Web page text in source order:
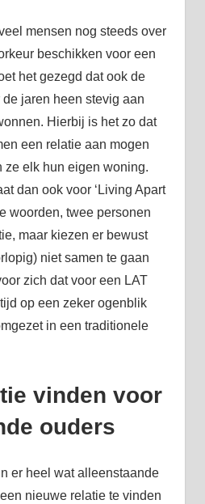
mensen nog steeds over
beschikken voor een
het gezegd dat ook de
jaren heen stevig aan
Hierbij is het zo dat
een relatie aan mogen
ze elk hun eigen woning.
dan ook voor ‘Living Apart
woorden, twee personen
maar kiezen er bewust
niet samen te gaan
zich dat voor een LAT
op een zeker ogenblik
in een traditionele
vinden voor
ouders
er heel wat alleenstaande
nieuwe relatie te vinden